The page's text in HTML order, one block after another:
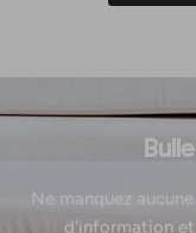
Ne manquez
d'information et